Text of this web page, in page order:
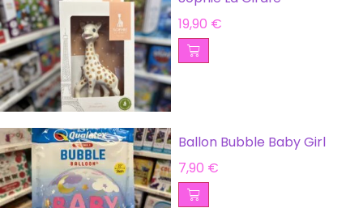
19,90 €
Ballon Bubble Baby Girl
7,90 €